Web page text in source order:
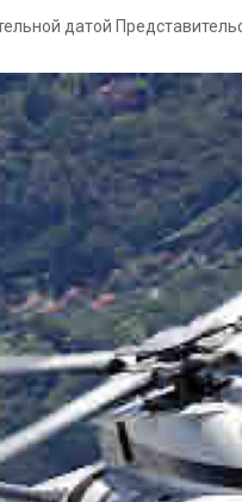
датой